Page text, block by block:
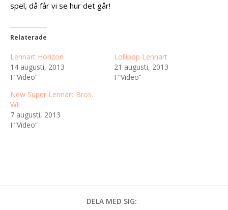
spel, då får vi se hur det går!
Relaterade
Lennart Horizon
14 augusti, 2013
I ”Video”
Lollipop Lennart
21 augusti, 2013
I ”Video”
New Super Lennart Bros.
Wii
7 augusti, 2013
I ”Video”
DELA MED SIG: